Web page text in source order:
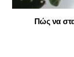
Πώς να